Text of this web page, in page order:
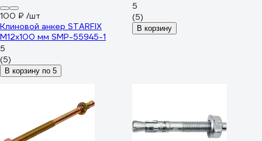
100 ₽ /шт
Клиновой анкер STARFIX
М12x100 мм SMP-55945-1
5
(5)
В корзину по 5
5
(5)
В корзину